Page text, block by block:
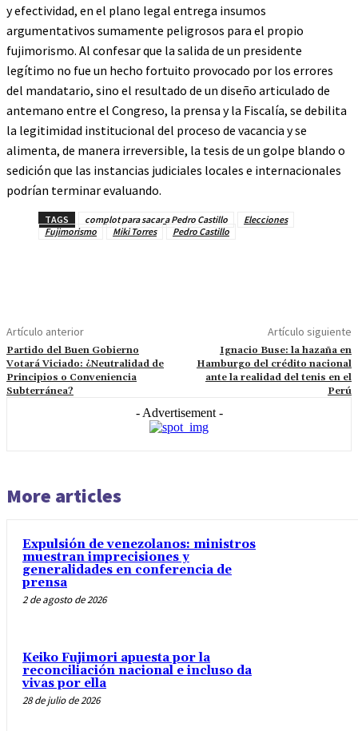
y efectividad, en el plano legal entrega insumos
argumentativos sumamente peligrosos para el propio
fujimorismo. Al confesar que la salida de un presidente
legítimo no fue un hecho fortuito provocado por los errores
del mandatario, sino el resultado de un diseño articulado de
antemano entre el Congreso, la prensa y la Fiscalía, se debilita
la legitimidad institucional del proceso de vacancia y se
alimenta, de manera irreversible, la tesis de un golpe blando o
sedición que las instancias judiciales locales e internacionales
podrían terminar evaluando.
TAGS complot para sacar a Pedro Castillo
Elecciones
Fujimorismo
Miki Torres Pedro Castillo
Artículo anterior
Partido del Buen Gobierno
Votará Viciado: ¿Neutralidad de
Principios o Conveniencia
Subterránea?
Artículo siguiente
Ignacio Buse: la hazaña en
Hamburgo del crédito nacional
ante la realidad del tenis en el
Perú
- Advertisement -
More articles
Expulsión de venezolanos: ministros
muestran imprecisiones y
generalidades en conferencia de
prensa
2 de agosto de 2026
Keiko Fujimori apuesta por la
reconciliación nacional e incluso da
vivas por ella
28 de julio de 2026